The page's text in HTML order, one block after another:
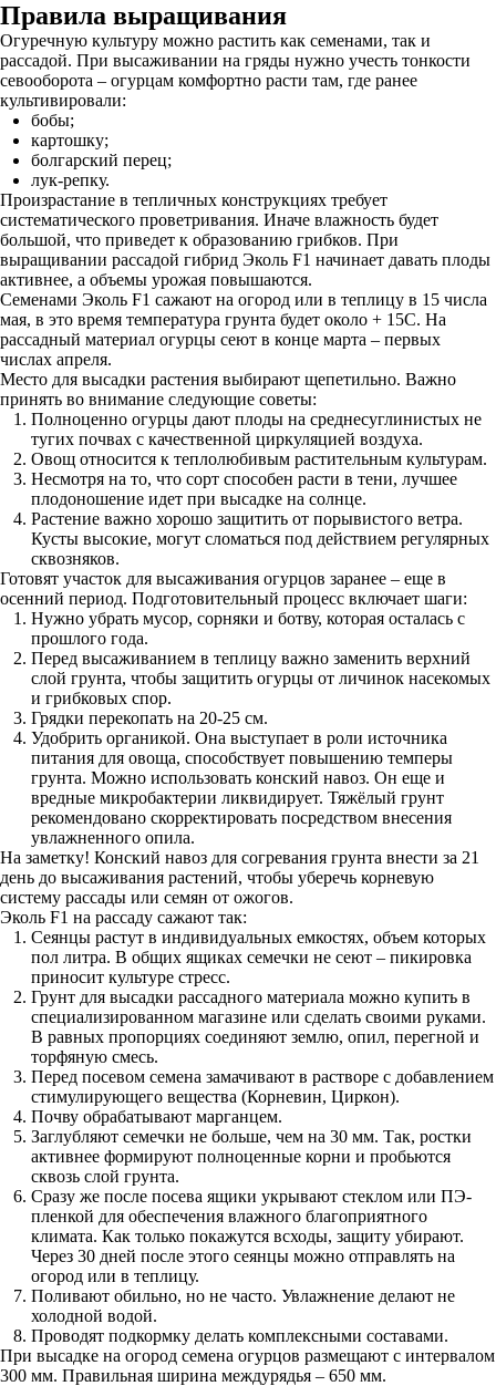
Правила выращивания
Огуречную культуру можно растить как семенами, так и
рассадой. При высаживании на гряды нужно учесть тонкости
севооборота – огурцам комфортно расти там, где ранее
культивировали:
бобы;
картошку;
болгарский перец;
лук-репку.
Произрастание в тепличных конструкциях требует
систематического проветривания. Иначе влажность будет
большой, что приведет к образованию грибков. При
выращивании рассадой гибрид Эколь F1 начинает давать плоды
активнее, а объемы урожая повышаются.
Семенами Эколь F1 сажают на огород или в теплицу в 15 числа
мая, в это время температура грунта будет около + 15С. На
рассадный материал огурцы сеют в конце марта – первых
числах апреля.
Место для высадки растения выбирают щепетильно. Важно
принять во внимание следующие советы:
Полноценно огурцы дают плоды на среднесуглинистых не
тугих почвах с качественной циркуляцией воздуха.
Овощ относится к теплолюбивым растительным культурам.
Несмотря на то, что сорт способен расти в тени, лучшее
плодоношение идет при высадке на солнце.
Растение важно хорошо защитить от порывистого ветра.
Кусты высокие, могут сломаться под действием регулярных
сквозняков.
Готовят участок для высаживания огурцов заранее – еще в
осенний период. Подготовительный процесс включает шаги:
Нужно убрать мусор, сорняки и ботву, которая осталась с
прошлого года.
Перед высаживанием в теплицу важно заменить верхний
слой грунта, чтобы защитить огурцы от личинок насекомых
и грибковых спор.
Грядки перекопать на 20-25 см.
Удобрить органикой. Она выступает в роли источника
питания для овоща, способствует повышению темперы
грунта. Можно использовать конский навоз. Он еще и
вредные микробактерии ликвидирует. Тяжёлый грунт
рекомендовано скорректировать посредством внесения
увлажненного опила.
На заметку! Конский навоз для согревания грунта внести за 21
день до высаживания растений, чтобы уберечь корневую
систему рассады или семян от ожогов.
Эколь F1 на рассаду сажают так:
Сеянцы растут в индивидуальных емкостях, объем которых
пол литра. В общих ящиках семечки не сеют – пикировка
приносит культуре стресс.
Грунт для высадки рассадного материала можно купить в
специализированном магазине или сделать своими руками.
В равных пропорциях соединяют землю, опил, перегной и
торфяную смесь.
Перед посевом семена замачивают в растворе с добавлением
стимулирующего вещества (Корневин, Циркон).
Почву обрабатывают марганцем.
Заглубляют семечки не больше, чем на 30 мм. Так, ростки
активнее формируют полноценные корни и пробьются
сквозь слой грунта.
Сразу же после посева ящики укрывают стеклом или ПЭ-
пленкой для обеспечения влажного благоприятного
климата. Как только покажутся всходы, защиту убирают.
Через 30 дней после этого сеянцы можно отправлять на
огород или в теплицу.
Поливают обильно, но не часто. Увлажнение делают не
холодной водой.
Проводят подкормку делать комплексными составами.
При высадке на огород семена огурцов размещают с интервалом
300 мм. Правильная ширина междурядья – 650 мм.